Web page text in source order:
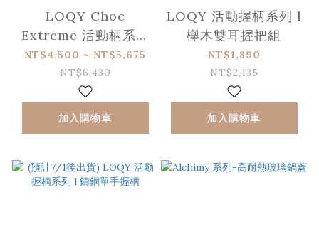
LOQY Choc
Extreme 活動柄系列
l 高效能鑄鋁不沾平底
鍋 (需另選購握柄-適
用IH爐)
NT$4,500 ~ NT$5,675
NT$6,430
加入購物車
LOQY 活動握柄系列 l
櫸木雙耳握把組
NT$1,890
NT$2,135
加入購物車